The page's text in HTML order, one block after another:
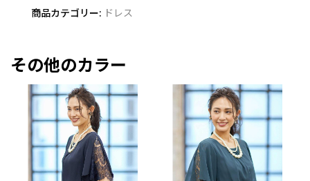
商品カテゴリー: ドレス
その他のカラー